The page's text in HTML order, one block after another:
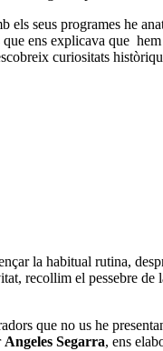
seus programes he
ens explicava que
curiositats
la habitual rutina,
recollim el pessebre de
que no us he
Angeles Segarra, ens